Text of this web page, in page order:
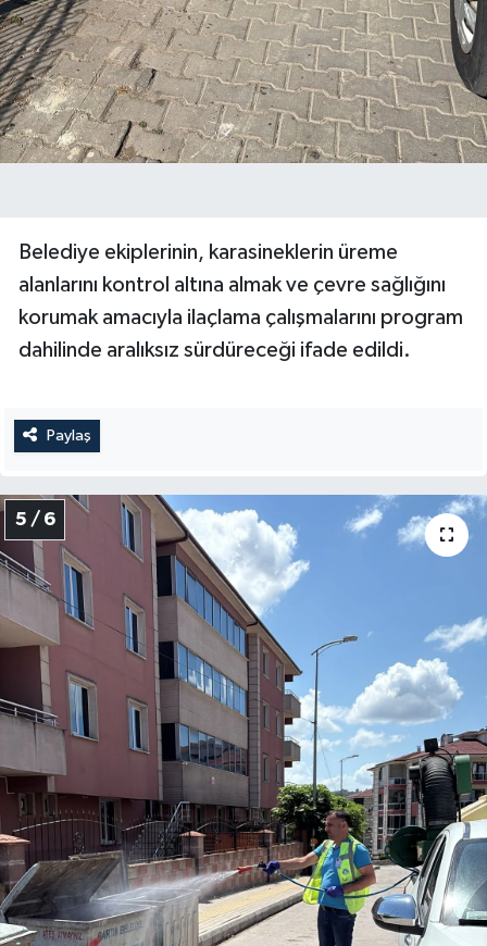
Belediye ekiplerinin, karasineklerin üreme
alanlarını kontrol altına almak ve çevre sağlığını
korumak amacıyla ilaçlama çalışmalarını program
dahilinde aralıksız sürdüreceği ifade edildi.
Paylaş
5 / 6